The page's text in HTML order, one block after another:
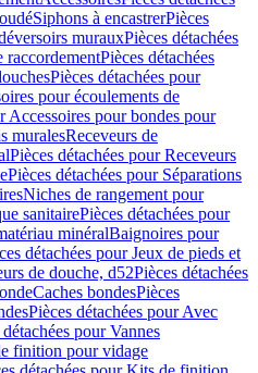
Siphons à encastrerPièces
murauxPièces détachées
raccordementPièces détachées
Pièces détachées pour
pour écoulements de
Accessoires pour bondes pour
muralesReceveurs de
Pièces détachées pour Receveurs
Pièces détachées pour Séparations
Niches de rangement pour
sanitairePièces détachées pour
minéralBaignoires pour
détachées pour Jeux de pieds et
de douche, d52Pièces détachées
Caches bondesPièces
Pièces détachées pour Avec
détachées pour Vannes
finition pour vidage